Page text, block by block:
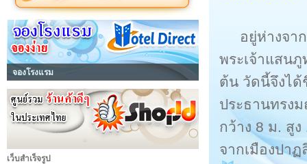
จองโรงแรม
เว็บสำเร็จรูป
อยู่ห่างจา
พระเจ้าแสน
ต้น วัดนี้จึงได้
ประธานทรง
กว้าง 8 ม. สู
จากเมืองปาฏ